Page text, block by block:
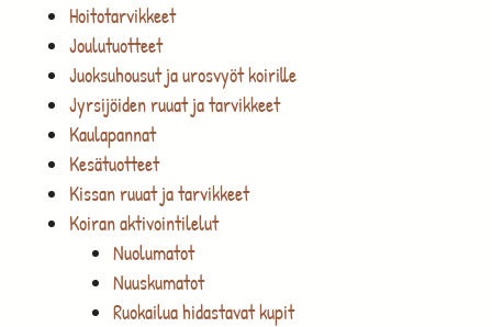
Hoitotarvikkeet
Joulutuotteet
Juoksuhousut ja urosvyöt koirille
Jyrsijöiden ruuat ja tarvikkeet
Kaulapannat
Kesätuotteet
Kissan ruuat ja tarvikkeet
Koiran aktivointilelut
Nuolumatot
Nuuskumatot
Ruokailua hidastavat kupit